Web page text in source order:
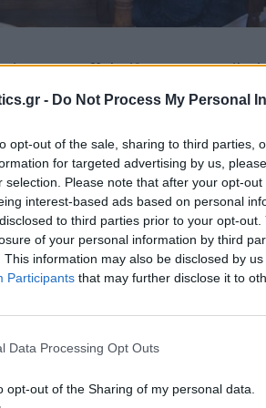
- Do Not Process My Personal
opt-out of the sale, sharing to third parties,
for targeted advertising by us,
selection. Please note that after your opt-
interest-based ads based on personal
to third parties prior to your opt-
of your personal information by third
This information may also be disclosed by
Participants that may further disclose it to
Data Processing Opt Outs
opt-out of the Sharing of my personal data.
τον κ. Κολιάδη για την
γνωστό ότι καταβάλλονται
που αντιμετωπίζει το
πολλά αδιέξοδα στην τοπική
ότι έχουν προσληφθεί
ώστε από το Σεπτέμβριο δικηγόροι
να ελέγχουν τις εισερχόμενες
είπε στο τέλος Σεπτεμβρίου ξεκινά
Ρόδου που
των δικηγόρων ενώ από 1η
και για επαγγελματίες.
το δήμαρχο Ρόδου Αλέξανδρο